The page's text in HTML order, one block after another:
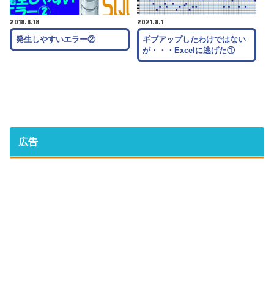
2018.8.18
発生しやすいエラー②
2021.8.1
ギブアップしたわけではない
が・・・Excelに逃げた①
広告